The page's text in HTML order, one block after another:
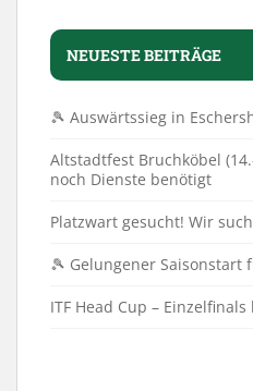
NEUESTE BEITRÄGE
🎾 Auswärtssieg in
Altstadtfest Bruchköbel
noch Dienste benötigt
Platzwart gesucht! Wir
🎾 Gelungener Saisonstart
ITF Head Cup –